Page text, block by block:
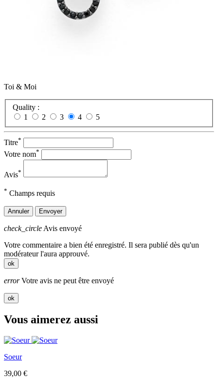
Toi & Moi
Quality :
1
2 3 4 5
Titre*
Votre nom*
Avis*
* Champs requis
Annuler Envoyer
check_circle Avis envoyé
Votre commentaire a bien été enregistré. Il sera publié dès qu'un
modérateur l'aura approuvé.
ok
errorVotre avis ne peut être envoyé
ok
Vous aimerez aussi
Soeur
Prix
39,00 €